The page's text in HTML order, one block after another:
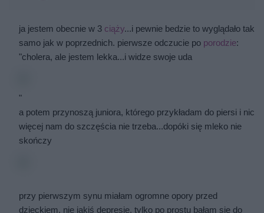
ja jestem obecnie w 3 ciąży...i pewnie bedzie to wyglądało tak
samo jak w poprzednich. pierwsze odczucie po porodzie:
"cholera, ale jestem lekka...i widze swoje uda
"
a potem przynoszą juniora, którego przykładam do piersi i nic
więcej nam do szczęścia nie trzeba...dopóki się mleko nie
skończy
przy pierwszym synu miałam ogromne opory przed
dzieckiem. nie jakiś depresje, tylko po prostu bałam się do